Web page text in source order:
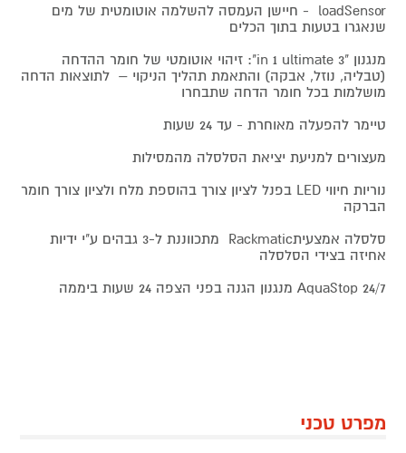
loadSensor - חיישן העמסה להשלמה אוטומטית של מים
שנאגרו בטעות בתוך הכלים
מנגנון "3 in 1 ultimate": זיהוי אוטומטי של חומר ההדחה
(טבליה, נוזל, אבקה) והתאמת תהליך הניקוי – לתוצאות הדחה
מושלמות בכל חומר הדחה שתבחרו
טיימר להפעלה מאוחרת - עד 24 שעות
מעצורים למניעת יציאת הסלסלה מהמסילות
נוריות חיווי LED בפנל לציון צורך בהוספת מלח ולציון צורך חומר
הברקה
סלסלה אמצעיתRackmatic מתכווננת ל-3 גבהים ע"י ידיות
אחיזה בצידי הסלסלה
24/7 AquaStop מנגנון הגנה בפני הצפה 24 שעות ביממה
מפרט טכני